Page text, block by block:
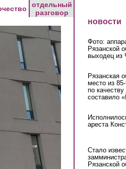
отдельный
разговор
новости
Фото:
Рязанской
выходец из
Рязанская
место из
по качеству
составило
ареста
Стало
Рязанской